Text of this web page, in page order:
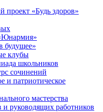
«Будь здоров»
будущее»
клубы
школьников
сочинений
и патриотическое
мастерства
и руководящих работников